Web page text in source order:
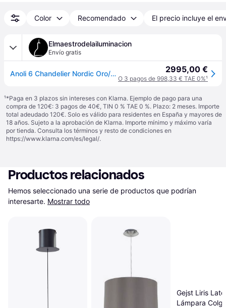
Color Recomendado El precio incluye el
Elmaestrodelailuminacion
Envío gratis
Anoli 6 Chandelier Nordic Oro/Ópalo - Nuura Nuura Aps - Sala de estar / salón - Diseño - Vidrio - Varias bombillas 2995,00 €
O 3 pagos de 998,33 € TAE 0%¹
¹*Paga en 3 plazos sin intereses con Klarna. Ejemplo de pago para una
compra de 120€: 3 pagos de 40€, TIN 0 % TAE 0 %. Plazo: 2 meses. Importe
total adeudado 120€. Solo es válido para residentes en España y mayores de
18 años. Sujeto a la aprobación de Klarna. Importe mínimo y máximo varía
por tienda. Consulta los términos y resto de condiciones en
https://www.klarna.com/es/legal/.
Productos relacionados
Hemos seleccionado una serie de productos que podrían
interesarte. Mostrar todo
Gejst Liris
Lámpara